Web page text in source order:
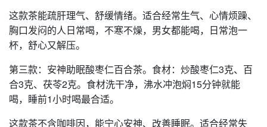
这款茶能疏肝理气、舒缓情绪。适合经常生气、心情烦躁、
胸口发闷的人日常喝，不寒不燥，男女都能喝，日常泡一
杯，舒心又解压。
第三款：安神助眠酸枣仁百合茶。食材：炒酸枣仁3克、百
合3克、茯苓2克。食材洗干净，沸水冲泡焖15分钟就能
喝，睡前1小时喝最合适。
这款茶不含咖啡因，能宁心安神、改善睡眠。适合经常失